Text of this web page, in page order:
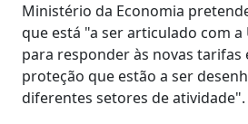
Ministério da Economia
que está "a ser articulado com a
para responder às novas tarifas
proteção que estão a ser
diferentes setores de atividade".